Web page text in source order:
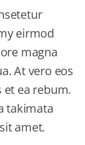
eirmod
magna
At vero eos
ea rebum.
takimata
amet.